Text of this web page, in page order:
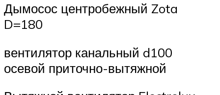
Дымосос центробежный Zota
D=180
вентилятор канальный d100
осевой приточно-вытяжной